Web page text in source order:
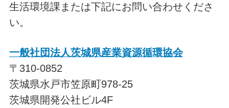
生活環境課または下記にお問い合わせくださ
い。
一般社団法人茨城県産業資源循環協会
〒310-0852
茨城県水戸市笠原町978-25
茨城県開発公社ビル4F